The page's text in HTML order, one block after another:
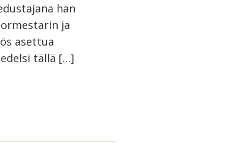
hän
ja
asettua
tällä […]